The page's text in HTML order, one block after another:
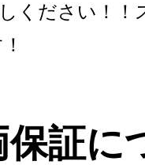
ください！！
保証に